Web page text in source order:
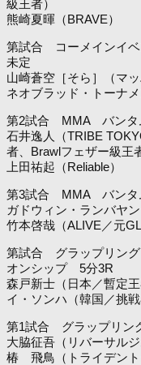
級王者）
熊崎夏暉（BRAVE）
第試合 コーメインイ
未定
山崎蒼空［そら］（マ
ネオブラッド・トーナメ
第2試合 MMA バン
石井逸人（TRIBE
者、Brawlフェザー級王
上田祐起（Reliable）
第3試合 MMA バン
ガドウィン・ランバヤン
竹本啓哉（ALIVE／元
第試合 グラップリン
オンシップ 5分3R
森戸新士（日本／暫定王
イ・ソンハ（韓国／挑戦
第1試合 グラップリ
大脇征吾（リバーサル
椿 飛鳥（トライデント